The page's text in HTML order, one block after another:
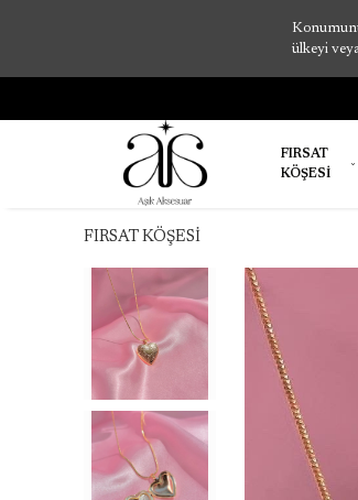
ülkeyi
FIRSAT
KÖŞESİ
FIRSAT KÖŞESİ